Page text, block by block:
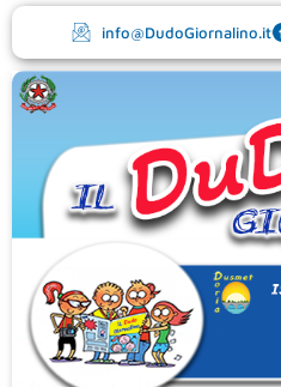
contenuto
info@DudoGiornalino.it